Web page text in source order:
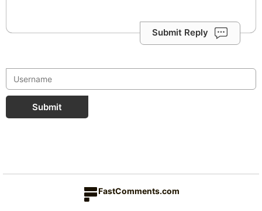
Submit Reply
Submit
FastComments.com